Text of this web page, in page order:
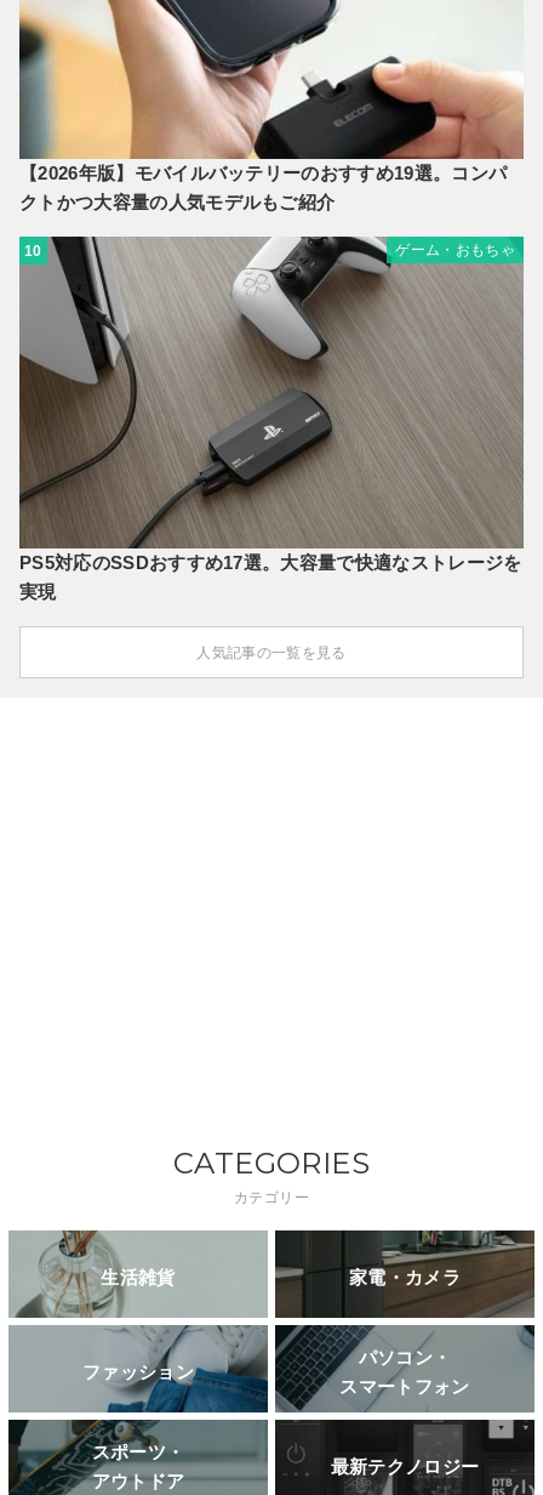
【2026年版】モバイルバッテリーのおすすめ19選。コンパ
クトかつ大容量の人気モデルもご紹介
10 ゲーム・おもちゃ
PS5対応のSSDおすすめ17選。大容量で快適なストレージを
実現
人気記事の一覧を見る
CATEGORIES
カテゴリー
生活雑貨 家電・カメラ
ファッション
パソコン・
スマートフォン
スポーツ・
アウトドア
最新テクノロジー